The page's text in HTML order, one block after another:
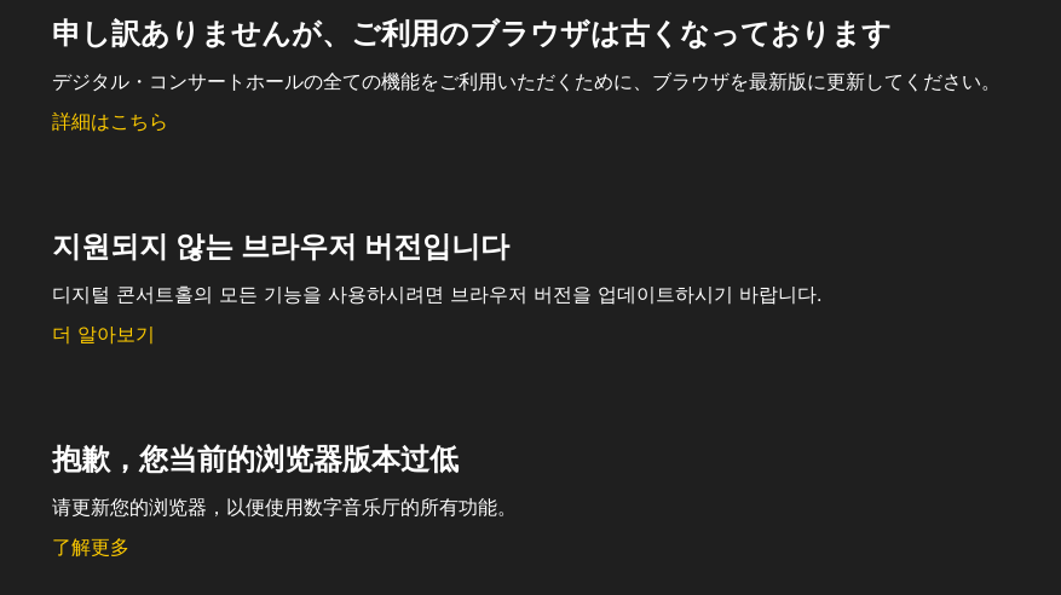
申し訳ありませんが、ご利用のブラウザは古くなっております
デジタル・コンサートホールの全ての機能をご利用いただくために、ブラウザを最新版に更新してください。
詳細はこちら
지원되지 않는 브라우저 버전입니다
디지털 콘서트홀의 모든 기능을 사용하시려면 브라우저 버전을 업데이트하시기 바랍니다.
더 알아보기
抱歉，您当前的浏览器版本过低
请更新您的浏览器，以便使用数字音乐厅的所有功能。
了解更多